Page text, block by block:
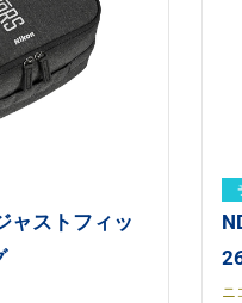
ャストフィッ
ニ